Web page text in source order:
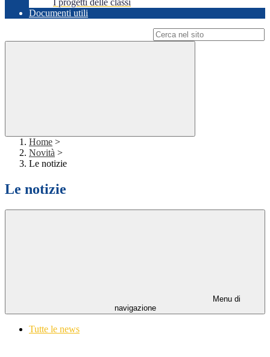
I progetti delle classi
Documenti utili
Home >
Novità >
Le notizie
Le notizie
Menu di
navigazione
Tutte le news